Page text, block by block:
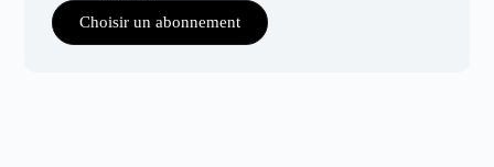
Choisir un abonnement